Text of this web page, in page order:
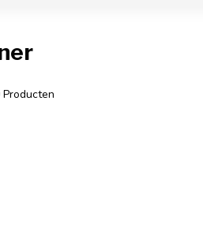
Producten